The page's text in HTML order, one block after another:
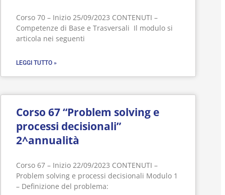
Corso 70 – Inizio 25/09/2023 CONTENUTI –
Competenze di Base e Trasversali Il modulo si
articola nei seguenti
LEGGI TUTTO »
Corso 67 “Problem solving e
processi decisionali”
2^annualità
Corso 67 – Inizio 22/09/2023 CONTENUTI –
Problem solving e processi decisionali Modulo 1
– Definizione del problema: